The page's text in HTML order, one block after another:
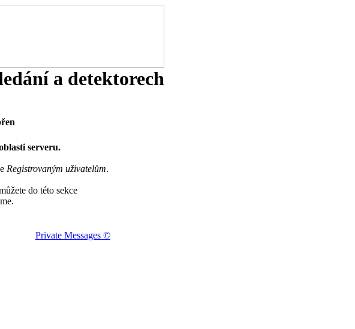
a detektorech
serveru.
Registrovaným uživatelům.
do této sekce
Private Messages ©